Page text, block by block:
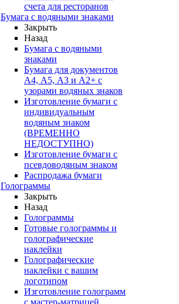
счета для ресторанов
Бумага с водяными знаками
Закрыть
Назад
Бумага с водяными
знаками
Бумага для документов
А4, А5, А3 и А2+ с
узорами водяных знаков
Изготовление бумаги с
индивидуальным
водяным знаком
(ВРЕМЕННО
НЕДОСТУПНО)
Изготовление бумаги с
псевдоводяным знаком
Распродажа бумаги
Голограммы
Закрыть
Назад
Голограммы
Готовые голограммы и
голографические
наклейки
Голографические
наклейки с вашим
логотипом
Изготовление голограмм
с мастер-матрицей